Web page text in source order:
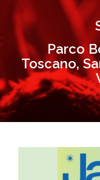
Parco
Toscano,